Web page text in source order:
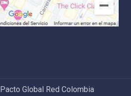
Pacto Global Red Colombia